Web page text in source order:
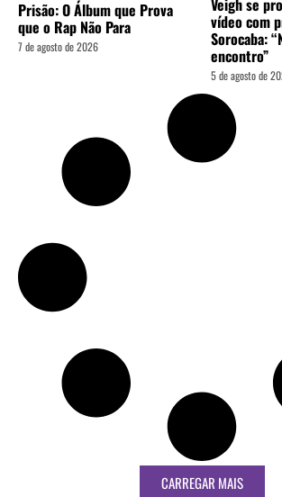
Prisão: O Álbum que Prova
que o Rap Não Para
7 de agosto de 2026
Veigh se
vídeo com
Sorocaba:
encontro”
5 de agosto de
CARREGAR MAIS